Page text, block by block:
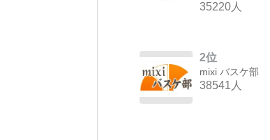
35220人
2位
mixi バスケ部
38541人